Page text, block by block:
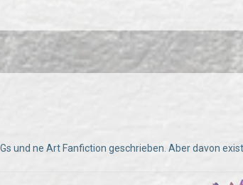
und ne Art Fanfiction geschrieben. Aber davon